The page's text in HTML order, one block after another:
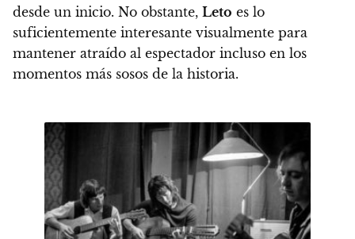
desde un inicio. No obstante, Leto es lo
suficientemente interesante visualmente para
mantener atraído al espectador incluso en los
momentos más sosos de la historia.